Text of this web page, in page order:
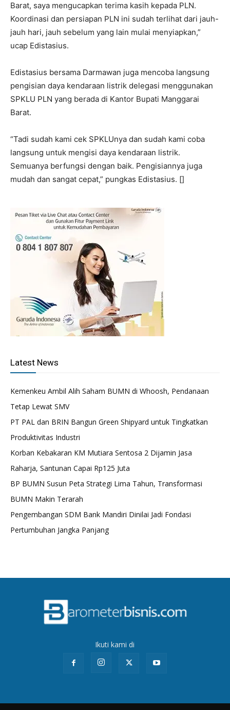
Barat, saya mengucapkan terima kasih kepada PLN.
Koordinasi dan persiapan PLN ini sudah terlihat dari jauh-
jauh hari, jauh sebelum yang lain mulai menyiapkan,”
ucap Edistasius.
Edistasius bersama Darmawan juga mencoba langsung
pengisian daya kendaraan listrik delegasi menggunakan
SPKLU PLN yang berada di Kantor Bupati Manggarai
Barat.
“Tadi sudah kami cek SPKLUnya dan sudah kami coba
langsung untuk mengisi daya kendaraan listrik.
Semuanya berfungsi dengan baik. Pengisiannya juga
mudah dan sangat cepat,” pungkas Edistasius. []
Latest News
Kemenkeu Ambil Alih Saham BUMN di Whoosh, Pendanaan
Tetap Lewat SMV
PT PAL dan BRIN Bangun Green Shipyard untuk Tingkatkan
Produktivitas Industri
Korban Kebakaran KM Mutiara Sentosa 2 Dijamin Jasa
Raharja, Santunan Capai Rp125 Juta
BP BUMN Susun Peta Strategi Lima Tahun, Transformasi
BUMN Makin Terarah
Pengembangan SDM Bank Mandiri Dinilai Jadi Fondasi
Pertumbuhan Jangka Panjang
Ikuti kami di